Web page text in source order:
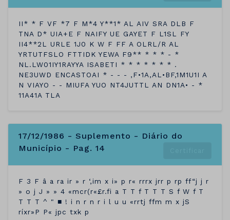
II* * F VF *7 F M*4 Y**1* AL AIV SRA DLB F
TNA D* UIA+E F NAIFY UE GAYET F L1SL FY
II4**2L URLE 1J0 K W F FF A OLRL/R AL
YRTUTFSLO FTTIDK YEWA F9** * * * - *
NL.LW01IY1RAYYA ISABETI * * * * * * * .
NE3UWD ENCASTOAI * - - - ,F•1A,AL•BF,1M1U1I A
N VIAYO - - MIUFA YUO NT4JUTTL AN DN1A• - *
11A41A TLA
17/12/1986 - Suplemento - Diário do
Município - Pag. 14
F 3 F â a ra ir » r ‘,im x i» p r« rrrx jrr p rp ff“j j r
» o j J » » 4 «mcr(r«£r.fi a T T f T T T S f W f T
T T T ^ " ■ ! i n r n r i l u u «rrtj ffm m x jS
ríxr»P P« jpc txk p